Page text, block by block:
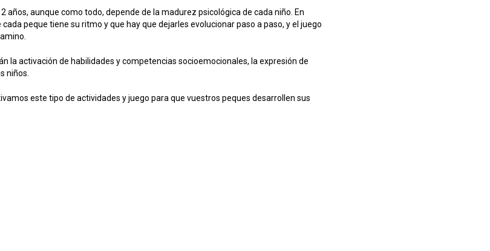
años, aunque como todo, depende de la madurez psicológica de cada niño. En
peque tiene su ritmo y que hay que dejarles evolucionar paso a paso, y el juego
la activación de habilidades y competencias socioemocionales, la expresión de
niños.
este tipo de actividades y juego para que vuestros peques desarrollen sus